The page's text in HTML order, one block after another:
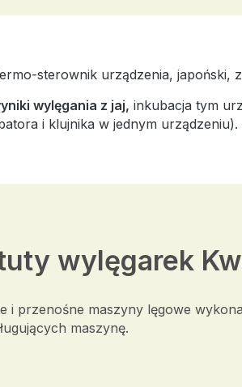
sterownik urządzenia, japoński,
wylęgania z jaj, inkubacja tym
i klujnika w jednym
wylęgarek
i przenośne maszyny lęgowe
maszynę.